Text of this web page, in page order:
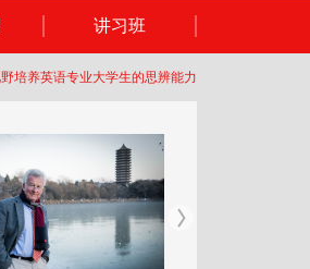
讲习班
培养英语专业大学生的思辨能力